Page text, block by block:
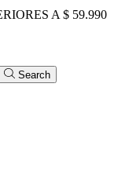
A $ 59.990
Search